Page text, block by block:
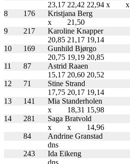
23,17 22,42 22,94 x x
8
176 Kristjana Berg
x
21,50
9
217 Karoline Knapper
20,85 21,17 19,14
10
169 Gunhild Bjørgo
20,75 19,19 20,85
11
87 Astrid Raaen
15,17 20,60 20,52
12
71 Stine Strand
17,75 20,17 19,14
13
141 Mia Standerholen
x
18,31 15,98
14
281 Saga Bratvold
x
x
14,96
84
Andrine Granstad
dns
243
Ida Eikeng
dns